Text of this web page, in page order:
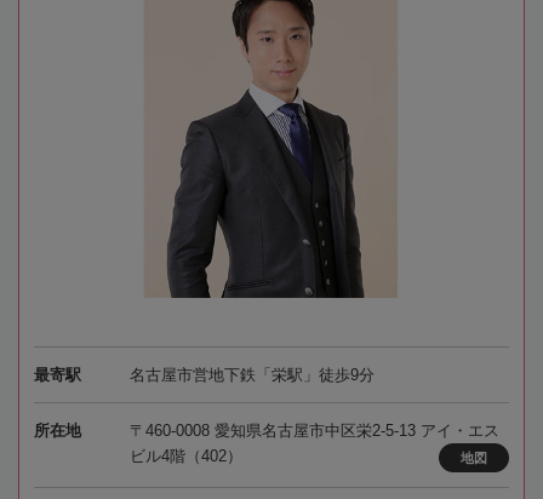
最寄駅 名古屋市営地下鉄「栄駅」徒歩9分
所在地
〒460-0008 愛知県名古屋市中区栄2-5-13 アイ・エス
ビル4階（402）
地図